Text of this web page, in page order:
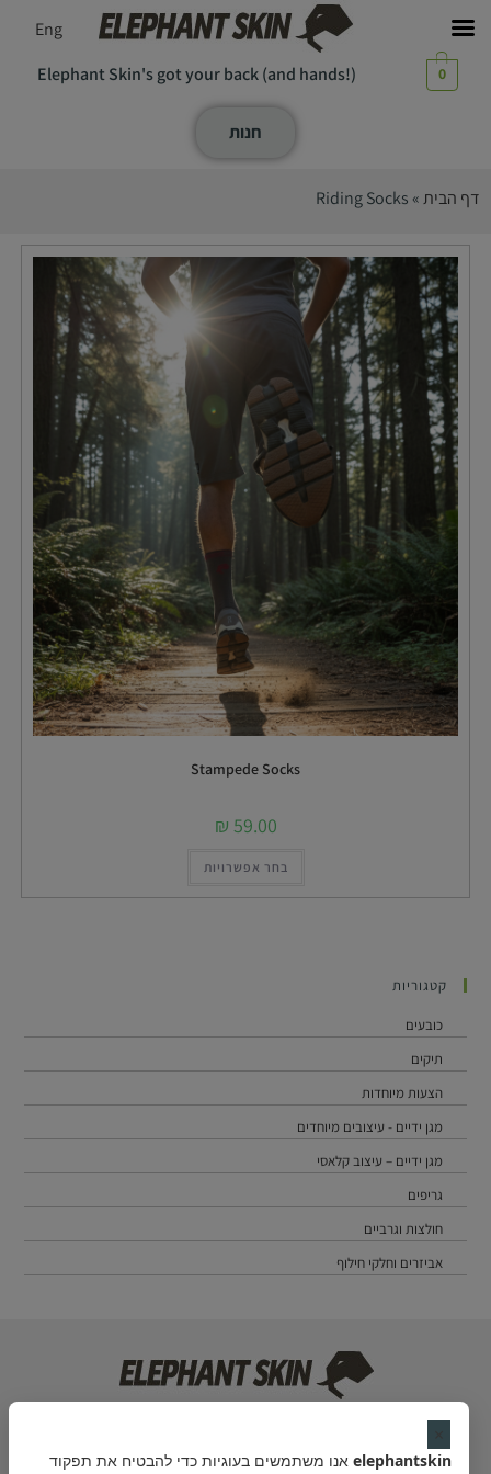
Elephant Skin's got your back (and hands!) 0
Eng
חנות
דף הבית»
Riding Socks
Stampede Socks
₪ 59.00
בחר אפשרויות
קטגוריות
כובעים
תיקים
הצעות מיוחדות
מגן ידיים - עיצובים מיוחדים
מגן ידיים – עיצוב קלאסי
גריפים
חולצות וגרביים
אביזרים וחלקי חילוף
elephantskin אנו משתמשים בעוגיות כדי להבטיח את תפקוד